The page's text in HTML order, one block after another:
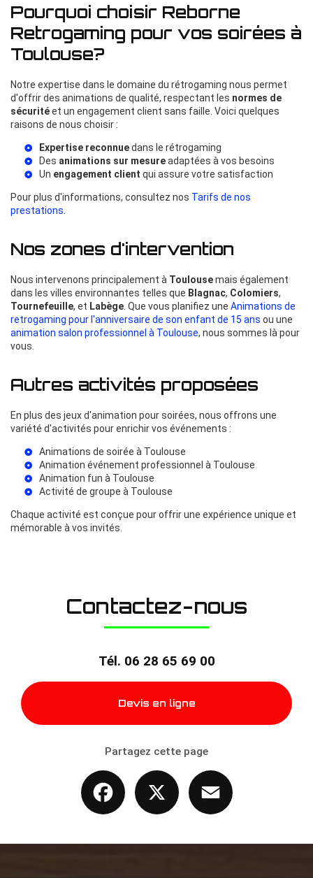
Pourquoi choisir Reborne
Retrogaming pour vos soirées à
Toulouse?
Notre expertise dans le domaine du rétrogaming nous permet
d'offrir des animations de qualité, respectant les normes de
sécuritéet un engagement client sans faille. Voici quelques
raisons de nous choisir :
Expertise reconnuedans le rétrogaming
Des animations sur mesureadaptées à vos besoins
Un engagement client qui assure votre satisfaction
Pour plus d'informations, consultez nos Tarifs de nos
prestations
Nos zones d'intervention
Nous intervenons principalement à Toulousemais également
dans les villes environnantes telles que Blagnac, Colomiers,
Tournefeuille, et Labège . Que vous planifiez une Animations de
retrogaming pour l'anniversaire de son enfant de 15 ans ou une
animation salon professionnel à Toulouse, nous sommes là pour
vous.
Autres activités proposées
En plus des jeux d'animation pour soirées, nous offrons une
variété d'activités pour enrichir vos événements :
Animations de soirée à Toulouse
Animation événement professionnel à Toulouse
Animation fun à Toulouse
Activité de groupe à Toulouse
Chaque activité est conçue pour offrir une expérience unique et
mémorable à vos invités.
Contactez-nous
Tél. 06 28 65 69 00
Devis en ligne
Partagez cette page
Facebook